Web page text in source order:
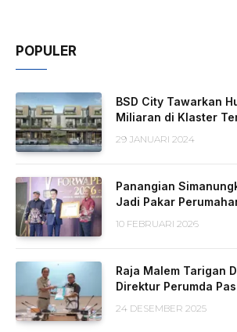
POPULER
BSD City Tawarkan
Miliaran di Klaster
29 JANUARI 2024
Panangian
Jadi Pakar
10 FEBRUARI 2026
Raja Malem Tarigan
Direktur Perumda
24 DESEMBER 2025